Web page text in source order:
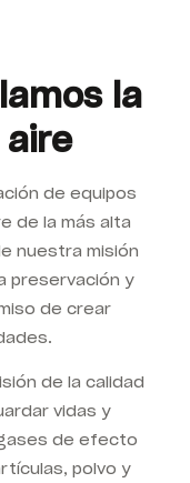
la
de equipos
de la más alta
nuestra misión
preservación y
de crear
de la calidad
vidas y
de efecto
polvo y